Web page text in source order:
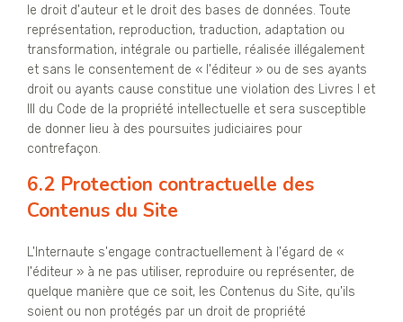
le droit d'auteur et le droit des bases de données. Toute
représentation, reproduction, traduction, adaptation ou
transformation, intégrale ou partielle, réalisée illégalement
et sans le consentement de « l'éditeur » ou de ses ayants
droit ou ayants cause constitue une violation des Livres I et
III du Code de la propriété intellectuelle et sera susceptible
de donner lieu à des poursuites judiciaires pour
contrefaçon.
6.2 Protection contractuelle des
Contenus du Site
L'Internaute s'engage contractuellement à l'égard de «
l'éditeur » à ne pas utiliser, reproduire ou représenter, de
quelque manière que ce soit, les Contenus du Site, qu'ils
soient ou non protégés par un droit de propriété